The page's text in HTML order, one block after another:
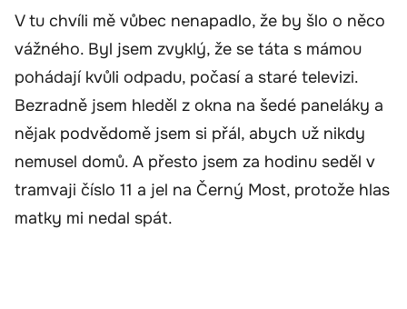
V tu chvíli mě vůbec nenapadlo, že by šlo o něco
vážného. Byl jsem zvyklý, že se táta s mámou
pohádají kvůli odpadu, počasí a staré televizi.
Bezradně jsem hleděl z okna na šedé paneláky a
nějak podvědomě jsem si přál, abych už nikdy
nemusel domů. A přesto jsem za hodinu seděl v
tramvaji číslo 11 a jel na Černý Most, protože hlas
matky mi nedal spát.